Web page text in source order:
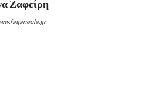
Ζαφείρη